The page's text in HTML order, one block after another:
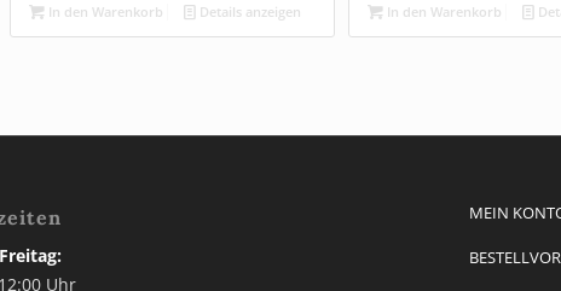
In den Warenkorb Details anzeigen In den Warenkorb
Uhr
MEIN